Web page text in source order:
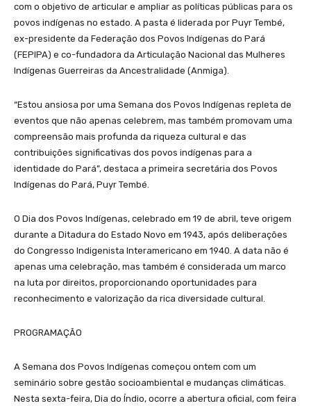
com o objetivo de articular e ampliar as políticas públicas para os
povos indígenas no estado. A pasta é liderada por Puyr Tembé,
ex-presidente da Federação dos Povos Indígenas do Pará
(FEPIPA) e co-fundadora da Articulação Nacional das Mulheres
Indígenas Guerreiras da Ancestralidade (Anmiga).
“Estou ansiosa por uma Semana dos Povos Indígenas repleta de
eventos que não apenas celebrem, mas também promovam uma
compreensão mais profunda da riqueza cultural e das
contribuições significativas dos povos indígenas para a
identidade do Pará”, destaca a primeira secretária dos Povos
Indígenas do Pará, Puyr Tembé.
O Dia dos Povos Indígenas, celebrado em 19 de abril, teve origem
durante a Ditadura do Estado Novo em 1943, após deliberações
do Congresso Indigenista Interamericano em 1940. A data não é
apenas uma celebração, mas também é considerada um marco
na luta por direitos, proporcionando oportunidades para
reconhecimento e valorização da rica diversidade cultural.
PROGRAMAÇÃO
A Semana dos Povos Indígenas começou ontem com um
seminário sobre gestão socioambiental e mudanças climáticas.
Nesta sexta-feira, Dia do Índio, ocorre a abertura oficial, com feira